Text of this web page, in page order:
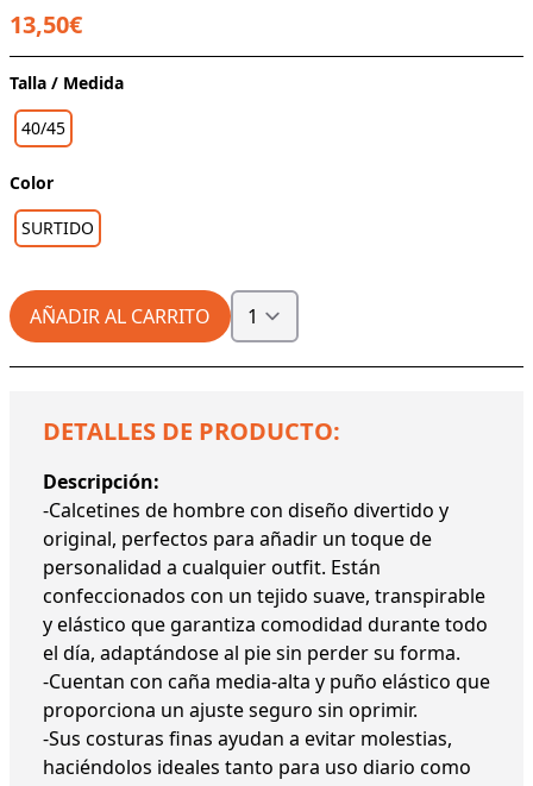
13,50€
Talla / Medida
40/45
Color
SURTIDO
AÑADIR AL CARRITO
DETALLES DE PRODUCTO:
Descripción:
-Calcetines de hombre con diseño divertido y
original, perfectos para añadir un toque de
personalidad a cualquier outfit. Están
confeccionados con un tejido suave, transpirable
y elástico que garantiza comodidad durante todo
el día, adaptándose al pie sin perder su forma.
-Cuentan con caña media-alta y puño elástico que
proporciona un ajuste seguro sin oprimir.
-Sus costuras finas ayudan a evitar molestias,
haciéndolos ideales tanto para uso diario como